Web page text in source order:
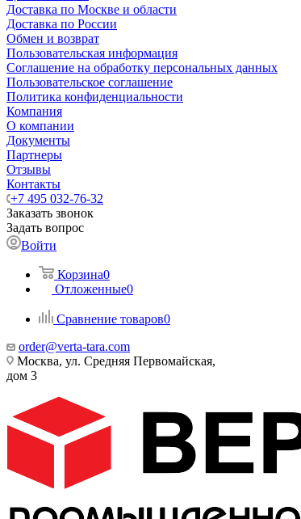
Доставка по Москве и области
Доставка по России
Обмен и возврат
Пользовательская информация
Соглашение на обработку персональных данных
Пользовательское соглашение
Политика конфиденциальности
Компания
О компании
Документы
Партнеры
Отзывы
Контакты
+7 495 032-76-32
Заказать звонок
Задать вопрос
Войти
Корзина0
Отложенные0
Сравнение товаров0
order@verta-tara.com
Москва, ул. Средняя Первомайская,
дом 3